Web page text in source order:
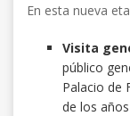
En esta nueva
Visita
público
Palacio de
de los